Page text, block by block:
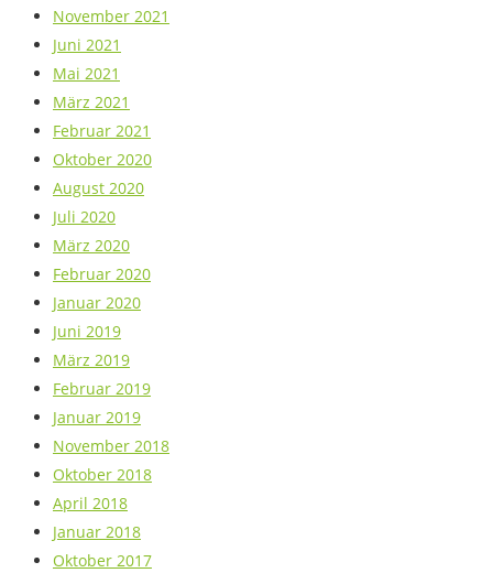
November 2021
Juni 2021
Mai 2021
März 2021
Februar 2021
Oktober 2020
August 2020
Juli 2020
März 2020
Februar 2020
Januar 2020
Juni 2019
März 2019
Februar 2019
Januar 2019
November 2018
Oktober 2018
April 2018
Januar 2018
Oktober 2017